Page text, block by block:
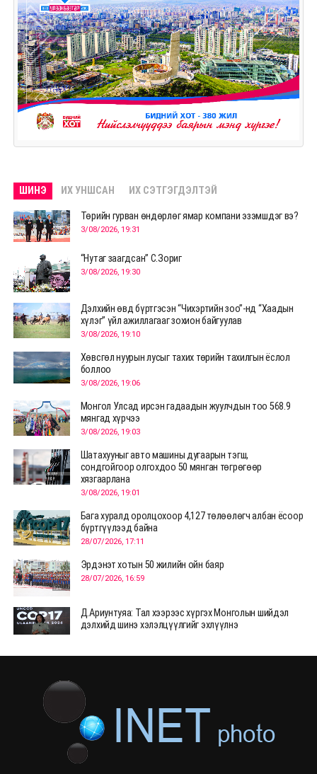
ШИНЭ ИХ УНШСАН ИХ СЭТГЭГДЭЛТЭЙ
Төрийн гурван өндөрлөг ямар компани эзэмшдэг вэ?
3/08/2026, 19:31
“Нутаг заагдсан” С.Зориг
3/08/2026, 19:30
Дэлхийн өвд бүртгэсэн “Чихэртийн зоо”-нд “Хаадын
хүлэг” үйл ажиллагааг зохион байгуулав
3/08/2026, 19:10
Хөвсгөл нуурын лусыг тахих төрийн тахилгын ёслол
боллоо
3/08/2026, 19:06
Монгол Улсад ирсэн гадаадын жуулчдын тоо 568.9
мянгад хүрчээ
3/08/2026, 19:03
Шатахууныг авто машины дугаарын тэгш,
сондгойгоор олгохдоо 50 мянган төгрөгөөр
хязгаарлана
3/08/2026, 19:01
Бага хуралд оролцохоор 4,127 төлөөлөгч албан ёсоор
бүртгүүлээд байна
28/07/2026, 17:11
Эрдэнэт хотын 50 жилийн ойн баяр
28/07/2026, 16:59
Д.Ариунтуяа: Тал хээрээс хүргэх Монголын шийдэл
дэлхийд шинэ хэлэлцүүлгийг эхлүүлнэ
28/07/2026, 12:06
Монгол Улсад энэ оны эхний хагас жилд 417.6 мянган
жуулчин иржээ
28/07/2026, 12:04
ХӨВСГӨЛ Нутгийн зөвлөлөөс МУАЖ Д.Цэрэндарьзавт